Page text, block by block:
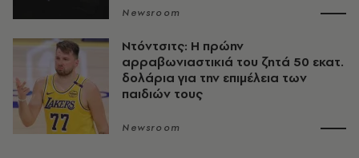
Newsroom
Ντόντσιτς: Η πρώην
αρραβωνιαστικιά του ζητά 50 εκατ.
δολάρια για την επιμέλεια των
παιδιών τους
Newsroom